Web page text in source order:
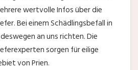
wertvolle Infos über die
Bei einem Schädlingsbefall in
an uns richten. Die
sorgen für eilige
von Prien.